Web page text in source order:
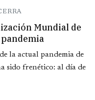
Mundial de
la actual pandemia de
sido frenético: al día de